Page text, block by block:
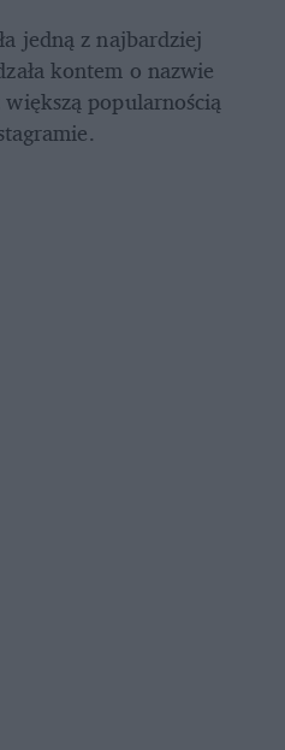
jedną z najbardziej
popularnością